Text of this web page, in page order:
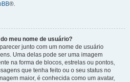
®.
meu nome de usuário?
junto com um nome de usuário
Uma delas pode ser uma imagem
na forma de blocos, estrelas ou pontos,
que tenha feito ou o seu status no
maior, é conhecida como um avatar,